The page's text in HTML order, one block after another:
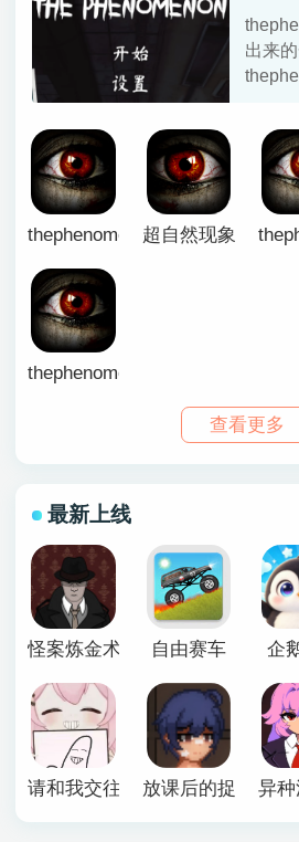
出来
找不
注本
提供
卓版
thephenomenon安卓下载
超自然现象游戏正
thephenomenon汉化版
查看更多
最新上线
怪案炼金术师 自由赛车 企
请和我交往吧孙笑川前辈
放课后的捉迷藏安
异